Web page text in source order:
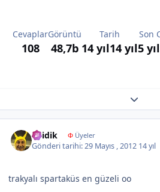
Cevaplar
108
Görüntü
48,7b
Tarih
14 yıl14 yıl
Son
5 yıl
abidik ΦÜyeler
Gönderi tarihi:29 Mayıs , 2012 14 yıl
trakyalı spartaküs en güzeli oo